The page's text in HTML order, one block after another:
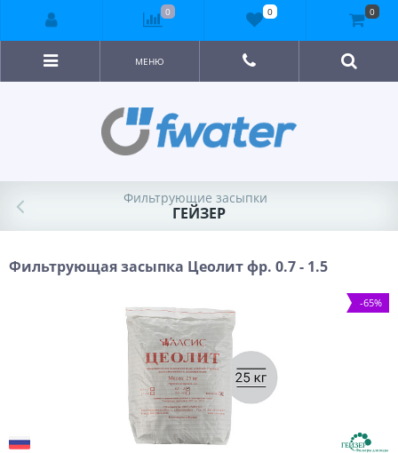
МЕНЮ
Фильтрующие засыпки
ГЕЙЗЕР
Фильтрующая засыпка Цеолит фр. 0.7 - 1.5
-65%
0 0 0